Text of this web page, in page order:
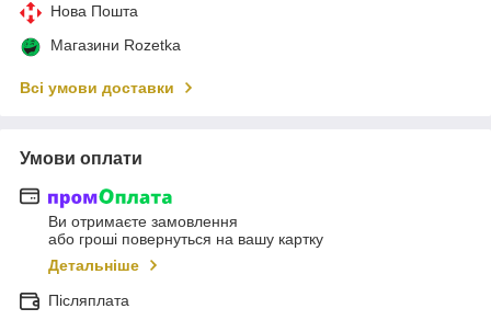
Нова Пошта
Магазини Rozetka
Всі умови доставки
Умови оплати
Ви отримаєте замовлення
або гроші повернуться на вашу картку
Детальніше
Післяплата